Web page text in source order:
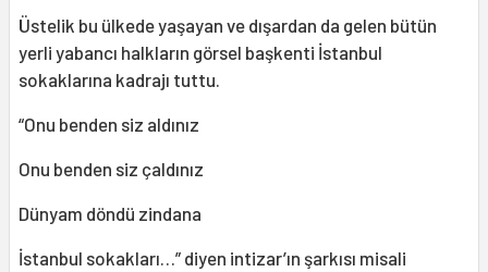
Üstelik bu ülkede yaşayan ve dışardan da gelen bütün
yerli yabancı halkların görsel başkenti İstanbul
sokaklarına kadrajı tuttu.
“Onu benden siz aldınız
Onu benden siz çaldınız
Dünyam döndü zindana
İstanbul sokakları…” diyen intizar’ın şarkısı misali